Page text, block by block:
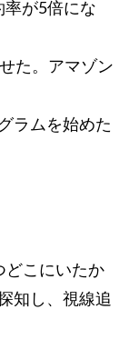
率が5倍にな
た。アマゾン
ラムを始めた
どこにいたか
知し、視線追